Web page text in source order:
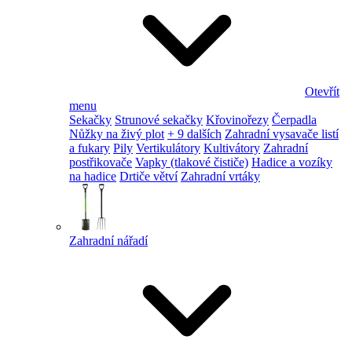
Otevřít
menu
Sekačky Strunové sekačky Křovinořezy Čerpadla
Nůžky na živý plot + 9 dalších Zahradní vysavače listí
a fukary Pily Vertikulátory Kultivátory Zahradní
postřikovače Vapky (tlakové čističe) Hadice a vozíky
na hadice Drtiče větví Zahradní vrtáky
Zahradní nářadí